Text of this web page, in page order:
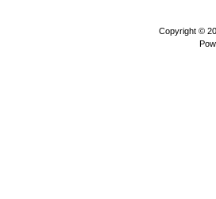
Copyright ©